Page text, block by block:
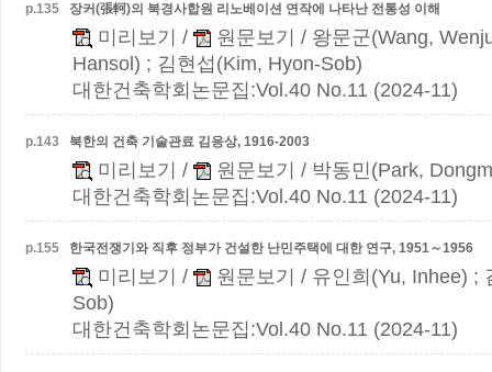
p.135 장커(張軻)의 북경사합원 리노베이션 연작에 나타난 전통성 이해
미리보기 / 원문보기
/ 왕문군(Wang,
Hansol) ; 김현섭(Kim, Hyon-Sob)
대한건축학회논문집:Vol.40 No.11 (2024-11)
p.143 북한의 건축 기술관료 김응상, 1916-2003
미리보기 / 원문보기
/ 박동민(Park,
대한건축학회논문집:Vol.40 No.11 (2024-11)
p.155 한국전쟁기와 직후 정부가 건설한 난민주택에 대한 연구, 1951～1956
미리보기 / 원문보기
/ 유인희(Yu, Inhee) ;
Sob)
대한건축학회논문집:Vol.40 No.11 (2024-11)